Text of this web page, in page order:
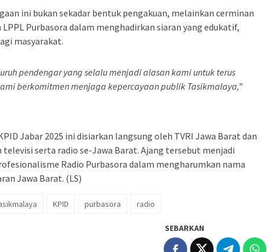
ini bukan sekadar bentuk pengakuan, melainkan cerminan
Purbasora dalam menghadirkan siaran yang edukatif,
masyarakat.
pendengar yang selalu menjadi alasan kami untuk terus
berkomitmen menjaga kepercayaan publik Tasikmalaya,”
Jabar 2025 ini disiarkan langsung oleh TVRI Jawa Barat dan
serta radio se-Jawa Barat. Ajang tersebut menjadi
Radio Purbasora dalam mengharumkan nama
Jawa Barat. (LS)
KPID purbasora radio
SEBARKAN